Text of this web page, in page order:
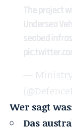
The project
Undersea
seabed
—
Wer sagt
Das